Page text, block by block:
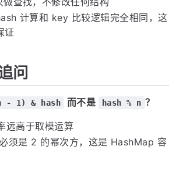
计算和 key 比较逻辑完全相同，这
证
问
- 1) & hash 而不是 hash % n ？
远高于取模运算
须是 2 的幂次方，这是 HashMap 容